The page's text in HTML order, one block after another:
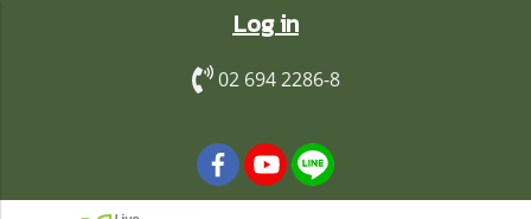
Log in
02 694 2286-8